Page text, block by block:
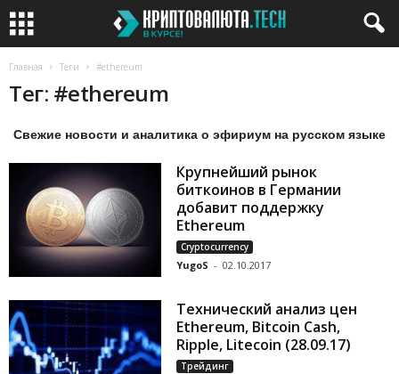
Главная Теги #ethereum
Тег: #ethereum
Свежие новости и аналитика о эфириум на русском языке
Крупнейший рынок
биткоинов в Германии
добавит поддержку
Ethereum
Cryptocurrency
YugoS - 02.10.2017
Технический анализ цен
Ethereum, Bitcoin Cash,
Ripple, Litecoin (28.09.17)
Трейдинг